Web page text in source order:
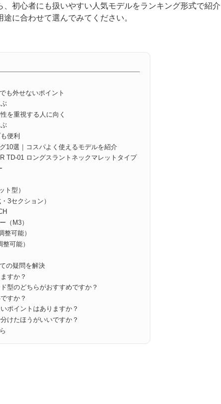
初心者にも扱いやすい人気モデルをランキング形式で紹介
に合わせて選んでみてください。
も外せないポイント
を重視する人に向く
便利
10選｜コスパよく使えるモデルを紹介
TD-01 ロングスラントネックマレットタイプ
ト型）
3セクション）
（M3）
整可能）
可能）
の疑問を解決
すか？
型のどちらがおすすめですか？
すか？
ポイントはありますか？
けたほうがいいですか？